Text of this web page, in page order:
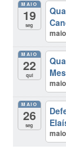
MAIO
19
seg
MAIO
22
qui
MAIO
26
seg